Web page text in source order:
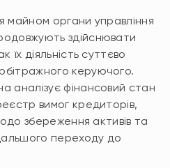
майном органи управління
здійснювати
їх діяльність суттєво
керуючого.
аналізує фінансовий стан
вимог кредиторів,
збереження активів та
переходу до